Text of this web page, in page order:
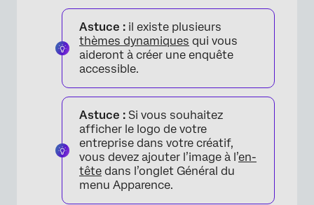
Astuce : il existe plusieurs
thèmes dynamiques qui vous
aideront à créer une enquête
accessible.
Astuce : Si vous souhaitez
afficher le logo de votre
entreprise dans votre créatif,
vous devez ajouter l’image à l’en-
tête dans l’onglet Général du
menu Apparence.